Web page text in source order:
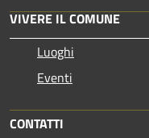
VIVERE IL COMUNE
Luoghi
Eventi
CONTATTI